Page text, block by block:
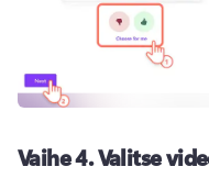
Vaihe 4.Valitse